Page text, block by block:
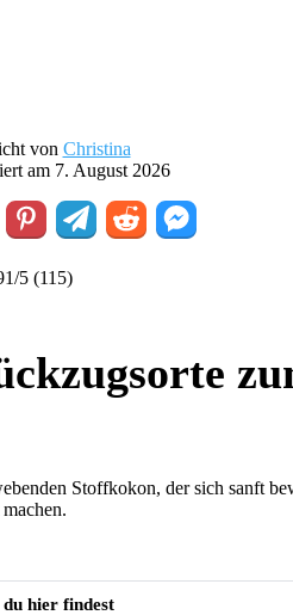
von Christina
am 7. August 2026
5 (115)
Stoffkokon, der sich sanft
du hier findest